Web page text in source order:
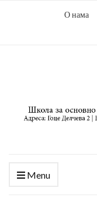
О нама
Menu